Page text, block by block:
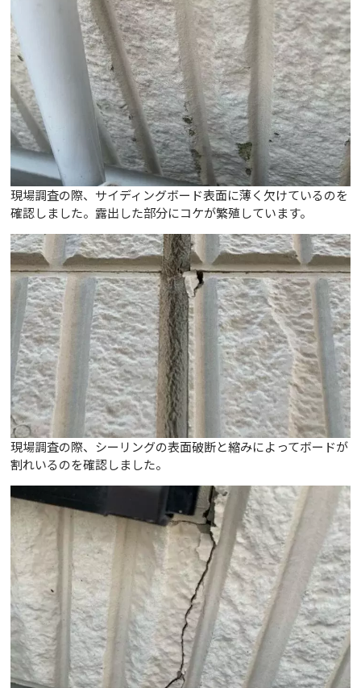
現場調査の際、サイディングボード表面に薄く欠けているのを
確認しました。露出した部分にコケが繁殖しています。
現場調査の際、シーリングの表面破断と縮みによってボードが
割れいるのを確認しました。